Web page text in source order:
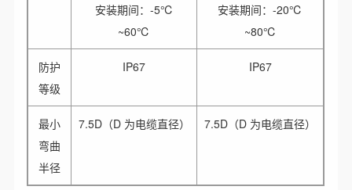
安装期间：-5℃
~60℃
安装期间：-20℃
~80℃
防护
等级
IP67 IP67
最小
弯曲
半径
7.5D（D 为电缆直径） 7.5D（D 为电缆直径）